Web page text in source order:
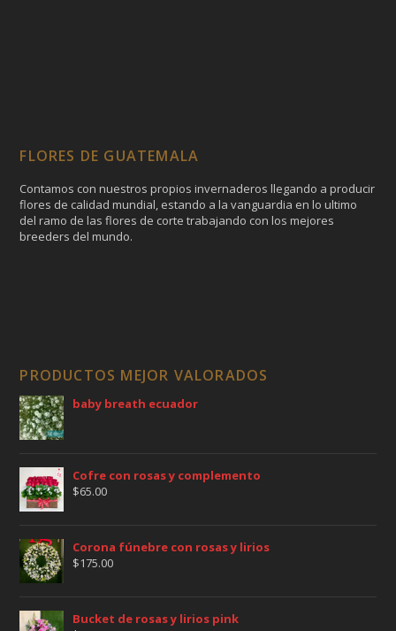
FLORES DE GUATEMALA
Contamos con nuestros propios invernaderos llegando a producir
flores de calidad mundial, estando a la vanguardia en lo ultimo
del ramo de las flores de corte trabajando con los mejores
breeders del mundo.
PRODUCTOS MEJOR VALORADOS
baby breath ecuador
Cofre con rosas y complemento
$65.00
Corona fúnebre con rosas y lirios
$175.00
Bucket de rosas y lirios pink